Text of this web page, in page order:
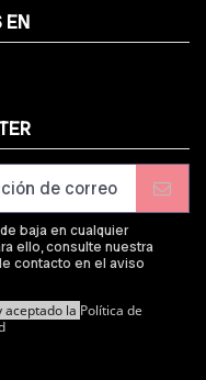
EN
baja en cualquier
ello, consulte nuestra
contacto en el aviso
aceptado la Política de